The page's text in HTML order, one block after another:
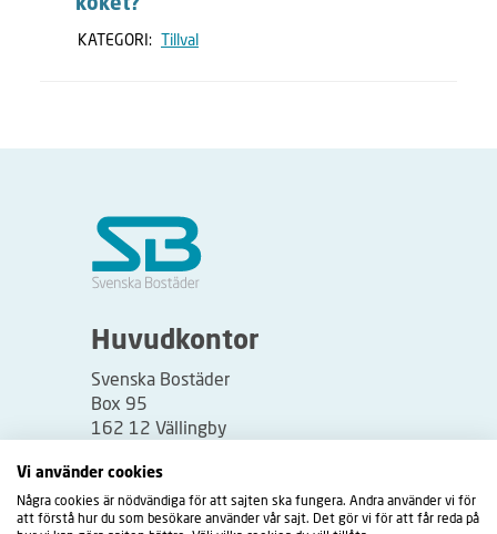
köket?
KATEGORI: Tillval
Huvudkontor
Svenska Bostäder
Box 95
162 12 Vällingby
Besöksadress:
Vällingbyplan 2
Vi använder cookies
Några cookies är nödvändiga för att sajten ska fungera. Andra använder vi för
att förstå hur du som besökare använder vår sajt. Det gör vi för att får reda på